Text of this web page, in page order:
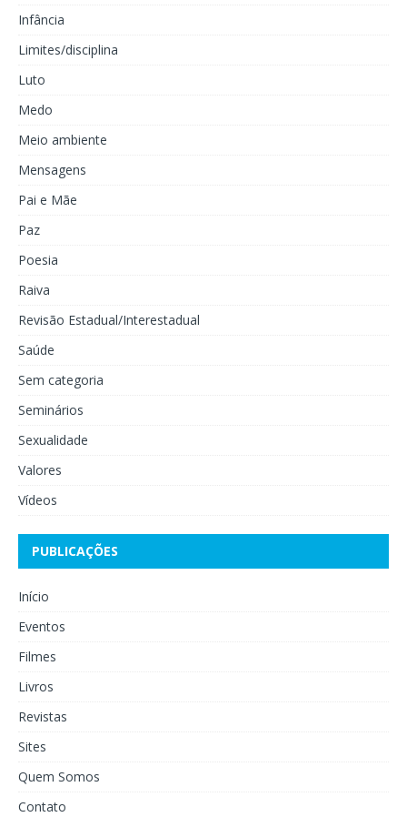
Infância
Limites/disciplina
Luto
Medo
Meio ambiente
Mensagens
Pai e Mãe
Paz
Poesia
Raiva
Revisão Estadual/Interestadual
Saúde
Sem categoria
Seminários
Sexualidade
Valores
Vídeos
PUBLICAÇÕES
Início
Eventos
Filmes
Livros
Revistas
Sites
Quem Somos
Contato